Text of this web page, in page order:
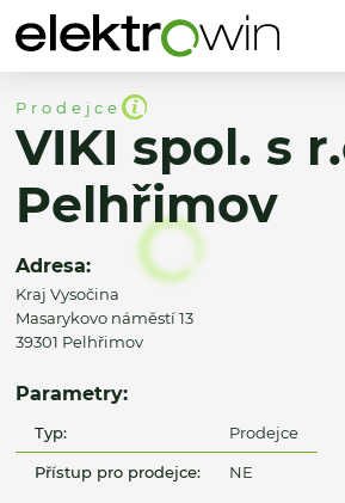
Prodejce
VIKI spol. s
Pelhřimov
Adresa:
Kraj Vysočina
Masarykovo náměstí 13
39301 Pelhřimov
Parametry:
Typ: Prodejce
Přístup pro prodejce: NE